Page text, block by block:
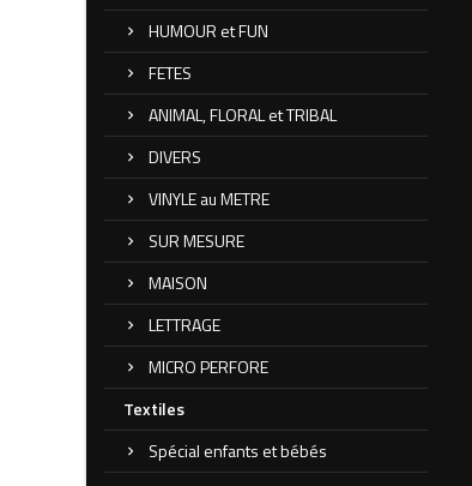
HUMOUR et FUN
FETES
ANIMAL, FLORAL et TRIBAL
DIVERS
VINYLE au METRE
SUR MESURE
MAISON
LETTRAGE
MICRO PERFORE
Textiles
Spécial enfants et bébés